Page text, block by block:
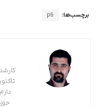
برچسب‌ها: p6